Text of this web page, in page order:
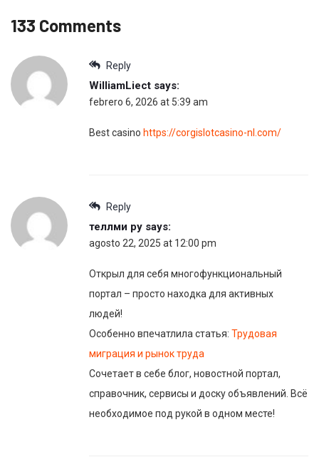
133 Comments
Reply
WilliamLiect says:
febrero 6, 2026 at 5:39 am
Best casino https://corgislotcasino-nl.com/
Reply
теллми ру says:
agosto 22, 2025 at 12:00 pm
Открыл для себя многофункциональный
портал – просто находка для активных
людей!
Особенно впечатлила статья: Трудовая
миграция и рынок труда
Сочетает в себе блог, новостной портал,
справочник, сервисы и доску объявлений. Всё
необходимое под рукой в одном месте!